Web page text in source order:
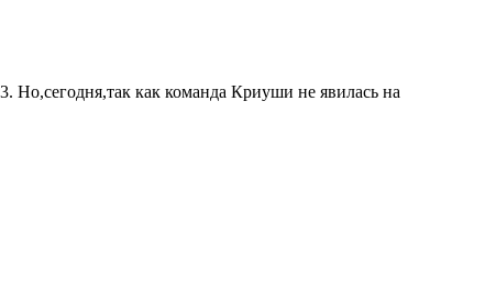
Но,сегодня,так как команда Криуши не явилась на